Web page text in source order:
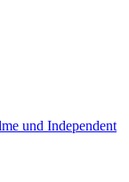
und Independent